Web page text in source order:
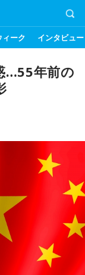
ィーク インタビュー
…55年前の